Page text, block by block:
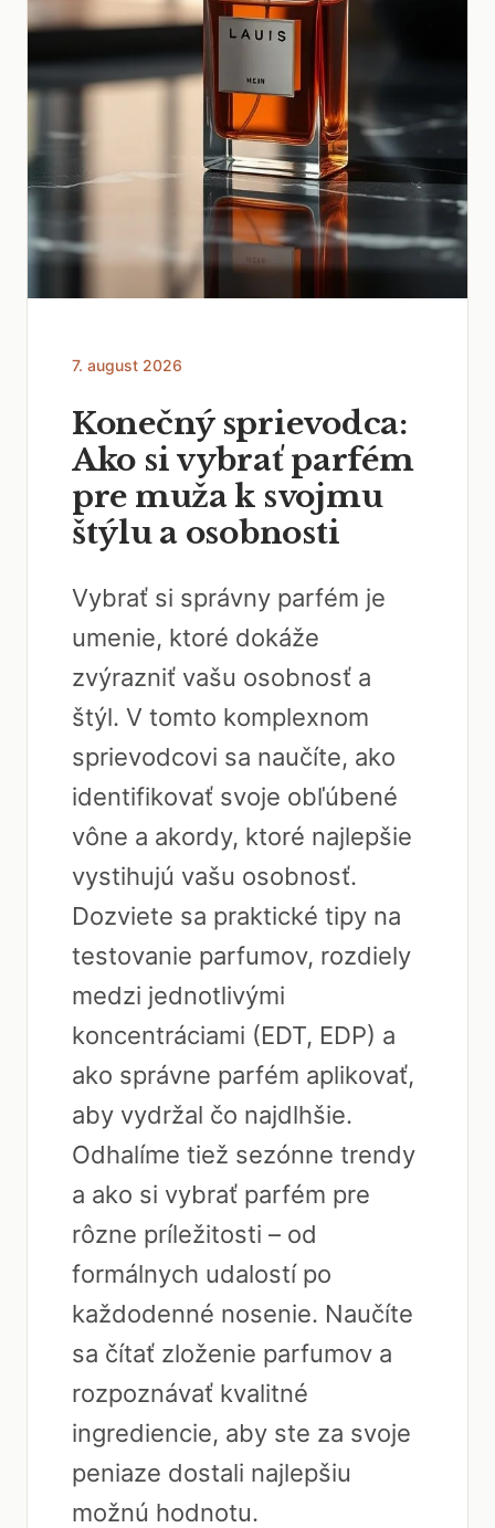
7. august 2026
Konečný sprievodca:
Ako si vybrať parfém
pre muža k svojmu
štýlu a osobnosti
Vybrať si správny parfém je
umenie, ktoré dokáže
zvýrazniť vašu osobnosť a
štýl. V tomto komplexnom
sprievodcovi sa naučíte, ako
identifikovať svoje obľúbené
vône a akordy, ktoré najlepšie
vystihujú vašu osobnosť.
Dozviete sa praktické tipy na
testovanie parfumov, rozdiely
medzi jednotlivými
koncentráciami (EDT, EDP) a
ako správne parfém aplikovať,
aby vydržal čo najdlhšie.
Odhalíme tiež sezónne trendy
a ako si vybrať parfém pre
rôzne príležitosti – od
formálnych udalostí po
každodenné nosenie. Naučíte
sa čítať zloženie parfumov a
rozpoznávať kvalitné
ingrediencie, aby ste za svoje
peniaze dostali najlepšiu
možnú hodnotu.